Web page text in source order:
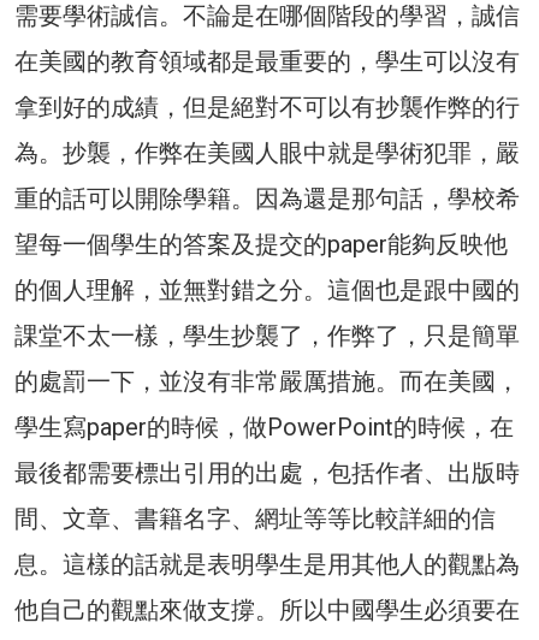
需要學術誠信。不論是在哪個階段的學習，誠信
在美國的教育領域都是最重要的，學生可以沒有
拿到好的成績，但是絕對不可以有抄襲作弊的行
為。抄襲，作弊在美國人眼中就是學術犯罪，嚴
重的話可以開除學籍。因為還是那句話，學校希
望每一個學生的答案及提交的paper能夠反映他
的個人理解，並無對錯之分。這個也是跟中國的
課堂不太一樣，學生抄襲了，作弊了，只是簡單
的處罰一下，並沒有非常嚴厲措施。而在美國，
學生寫paper的時候，做PowerPoint的時候，在
最後都需要標出引用的出處，包括作者、出版時
間、文章、書籍名字、網址等等比較詳細的信
息。這樣的話就是表明學生是用其他人的觀點為
他自己的觀點來做支撐。所以中國學生必須要在